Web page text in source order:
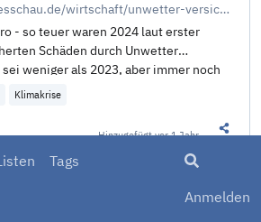
Tags
Anmelden
https://www.tagesschau.de/wirtschaft/unwetter-versicherung-100.html
- so teuer waren 2024 laut erster
Schäden durch Unwetter
weniger als 2023, aber immer noch
Sie fordern eine bessere Klima-
Klimakrise
Hinzugefügtvor 1 Jahr
erleben wärmstes Jahr